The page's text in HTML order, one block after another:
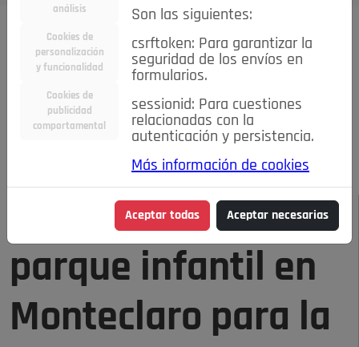
Todas las noticias..
#TePrestoMisOjos Caridad
Ciencia&Tecnología
Economía
Entretenimiento
Estilo de Vida
Internacional
Madrid Opinión IN
Pozuelo de Alarcón
Salud 🔴 En Directo
NOTICIAS
Una glorieta y un
parque infantil en
Monteclaro para la
análisis
Cookies de
personalización
y funcionalidad
Cookies de
publicidad
comportamental
Son las siguientes:
csrftoken: Para garantizar la
seguridad de los envíos en
formularios.
sessionid: Para cuestiones
relacionadas con la
autenticación y persistencia.
Más información de cookies
Aceptar todas Aceptar necesarias